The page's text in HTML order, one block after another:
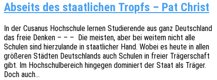
Abseits des staatlichen Tropfs – Pat Christ
In der Cusa­nus Hoch­schu­le lernen Studie­ren­de aus ganz Deutsch­land
das freie Denken – – – Die meis­ten, aber bei weitem nicht alle
Schu­len sind hier­zu­lan­de in staat­li­cher Hand. Wobei es heute in allen
größe­ren Städ­ten Deutsch­lands auch Schu­len in freier Träger­schaft
gibt. Im Hoch­schul­be­reich hinge­gen domi­niert der Staat als Träger.
Doch auch…